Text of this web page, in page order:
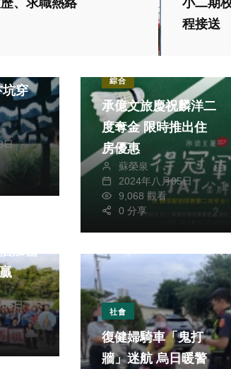
、求職熱絡
小二期
程接送
日
旅遊
綜合
承億文旅慶祝麟洋二
度奪金 限時推出住
房優惠
蘇榮泉
2024年八月05日
9,068 觀看
0 分享
費
加咖
05日
社會
復健婦騎車「鬼打
牆」迷航 烏日暖警